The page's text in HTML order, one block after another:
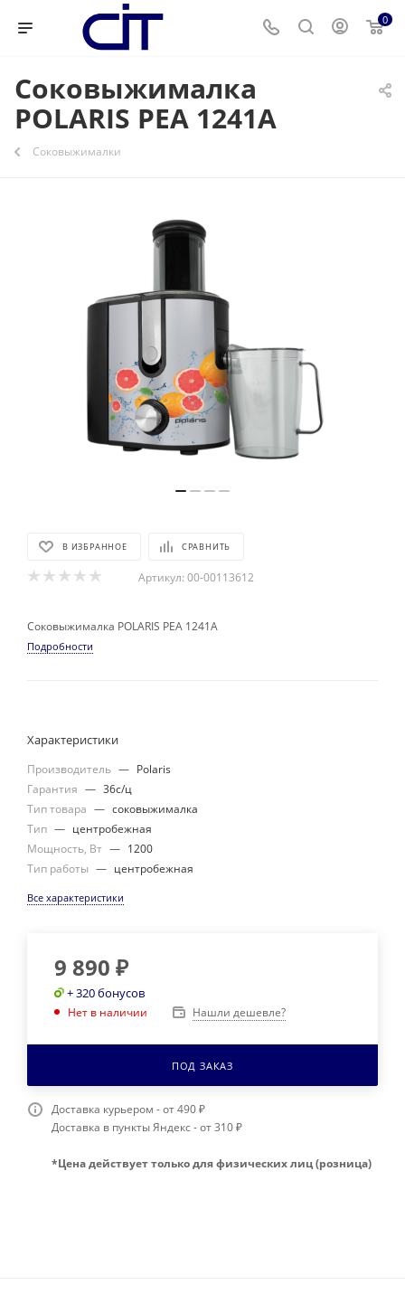
0
Соковыжималка
POLARIS PEA 1241A
Соковыжималки
В ИЗБРАННОЕ СРАВНИТЬ
Артикул: 00-00113612
Соковыжималка POLARIS PEA 1241A
Подробности
Характеристики
Производитель — Polaris
Гарантия — 36с/ц
Тип товара — соковыжималка
Тип — центробежная
Мощность, Вт — 1200
Тип работы — центробежная
Все характеристики
9 890 ₽
+ 320 бонусов
Нет в наличии Нашли дешевле?
ПОД ЗАКАЗ
Доставка курьером - от 490 ₽
Доставка в пункты Яндекс - от 310 ₽
*Цена действует только для физических лиц (розница)